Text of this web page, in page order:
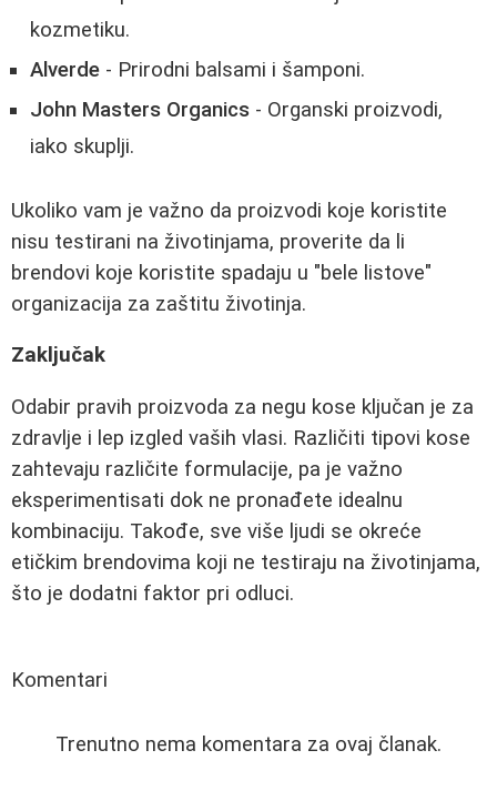
kozmetiku.
Alverde - Prirodni balsami i šamponi.
John Masters Organics - Organski proizvodi,
iako skuplji.
Ukoliko vam je važno da proizvodi koje koristite
nisu testirani na životinjama, proverite da li
brendovi koje koristite spadaju u "bele listove"
organizacija za zaštitu životinja.
Zaključak
Odabir pravih proizvoda za negu kose ključan je za
zdravlje i lep izgled vaših vlasi. Različiti tipovi kose
zahtevaju različite formulacije, pa je važno
eksperimentisati dok ne pronađete idealnu
kombinaciju. Takođe, sve više ljudi se okreće
etičkim brendovima koji ne testiraju na životinjama,
što je dodatni faktor pri odluci.
Komentari
Trenutno nema komentara za ovaj članak.